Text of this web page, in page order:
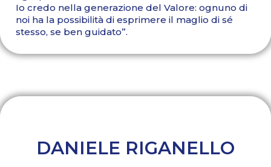
Io credo nella generazione del Valore: ognuno di
noi ha la possibilità di esprimere il maglio di sé
stesso, se ben guidato”.
DANIELE RIGANELLO